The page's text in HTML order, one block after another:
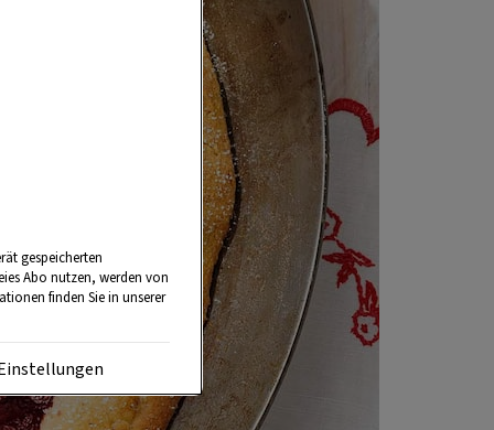
gespeicherten
Abo nutzen, werden von
finden Sie in unserer